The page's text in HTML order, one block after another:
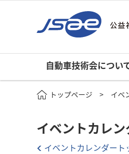
自動車技術会につい
トップページ イベ
イベントカレン
イベントカレンダート